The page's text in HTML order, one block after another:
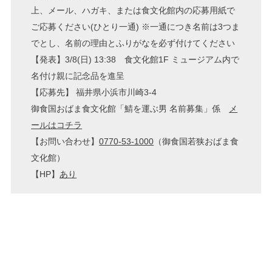
上、メール、ハガキ、または食文化館内の応募用紙で
ご応募ください(ひとり一通) ※一通につき名前は3つま
でとし、名前の理由とふりがなを必ず付けてください
【発表】3/8(日) 13:38 食文化館1F ミュージアム内で
名付け親に記念品を進呈
【応募先】 福井県小浜市川崎3-4
御食国おばま食文化館「鯖を運ぶ男 名前募集」係
メ
ールはコチラ
【お問い合わせ】0770-53-1000 （御食国若狭おばま食
文化館）
【HP】 あり